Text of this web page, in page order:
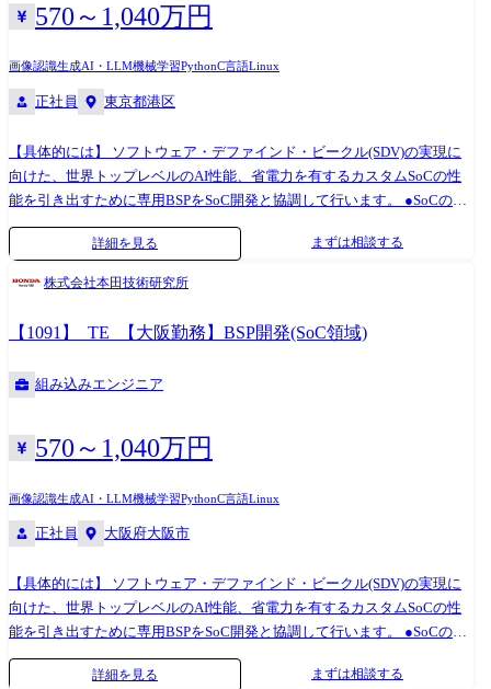
570～1,040万円
画像認識生成AI・LLM機械学習PythonC言語Linux
正社員 東京都港区
【具体的には】 ソフトウェア・デファインド・ビークル(SDV)の実現に
向けた、世界トップレベルのAI性能、省電力を有するカスタムSoCの性
能を引き出すために専用BSPをSoC開発と協調して行います。 ●SoCの
BSP(Board Support Package)開発および検証 ●デバイスドライバの設計・
実装・テスト ●ハードウェアとソフトウェアのインターフェース設計お
適なデータパスの設計および最適化 ●他部門と連携した仕様検討、シス
テム全体の最適化と問題解決 ※専門性や適性、会社ニーズなどを踏ま
え、会社が定める業務への配置転換を命じる場合があります 【開発ツー
ル】 プログラミング言語(アセンブリ/C/C++/Python 等) 組込みソフトウ
イラ、シミュレータ等の環境
詳細を見る まずは相談する
株式会社本田技術研究所
【1091】_TE_【大阪勤務】BSP開発(SoC領域)
組み込みエンジニア
570～1,040万円
画像認識生成AI・LLM機械学習PythonC言語Linux
正社員 大阪府大阪市
【具体的には】 ソフトウェア・デファインド・ビークル(SDV)の実現に
向けた、世界トップレベルのAI性能、省電力を有するカスタムSoCの性
能を引き出すために専用BSPをSoC開発と協調して行います。 ●SoCの
BSP(Board Support Package)開発および検証 ●デバイスドライバの設計・
実装・テスト ●ハードウェアとソフトウェアのインターフェース設計お
詳細を見る まずは相談する